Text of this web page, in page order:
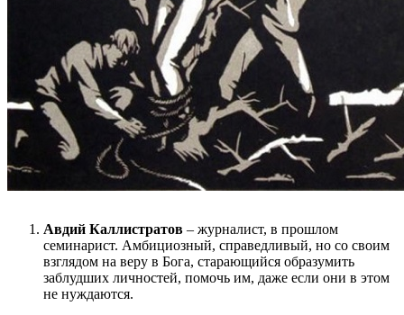
Авдий Каллистратов – журналист, в прошлом
семинарист. Амбициозный, справедливый, но со своим
взглядом на веру в Бога, старающийся образумить
заблудших личностей, помочь им, даже если они в этом
не нуждаются.